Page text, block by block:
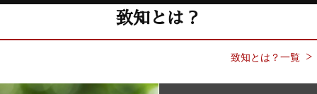
致知とは？
致知とは？一覧